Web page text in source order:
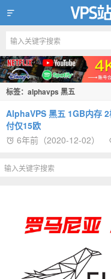
VPS站长网
标签：alphavps 黑五
AlphaVPS 黑五 1GB内存
付仅15欧
6年前（2020-12-02）